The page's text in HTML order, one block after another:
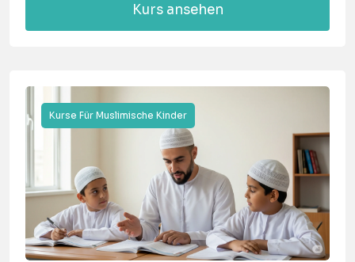
Kurs ansehen
Kurse Für Muslimische Kinder